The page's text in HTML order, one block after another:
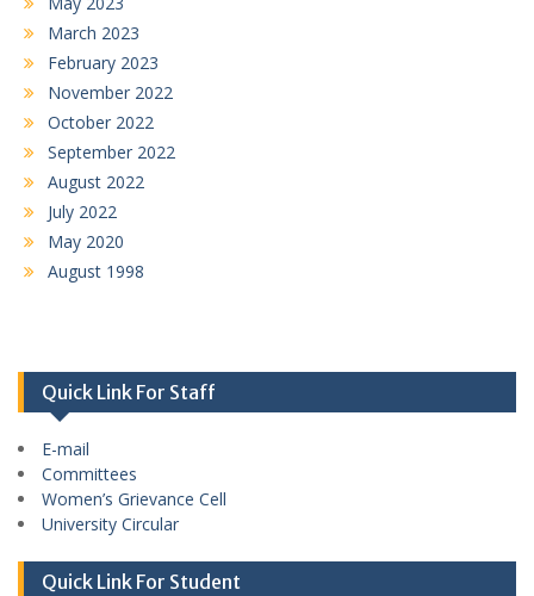
March 2023
February 2023
November 2022
October 2022
September 2022
August 2022
July 2022
May 2020
August 1998
Quick Link For Staff
E-mail
Committees
Women’s Grievance Cell
University Circular
Quick Link For Student